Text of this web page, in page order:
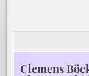
Clemens